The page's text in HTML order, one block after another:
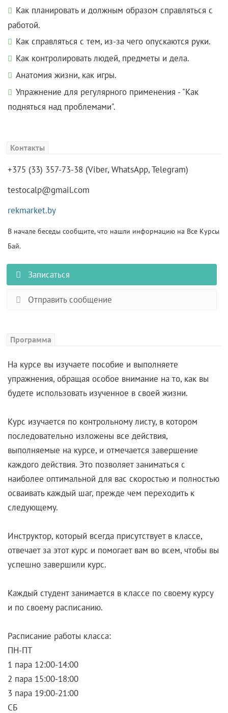
Как планировать и должным образом справляться с
работой.
Как справляться с тем, из-за чего опускаются руки.
Как контролировать людей, предметы и дела.
Анатомия жизни, как игры.
Упражнение для регулярного применения - "Как
подняться над проблемами".
Контакты
+375 (33) 357-73-38 (Viber, WhatsApp, Telegram)
testocalp@gmail.com
rekmarket.by
В начале беседы сообщите, что нашли информацию на Все Курсы
Бай.
Записаться
Отправить сообщение
Программа
На курсе вы изучаете пособие и выполняете
упражнения, обращая особое внимание на то, как вы
будете использовать изученное в своей жизни.
Курс изучается по контрольному листу, в котором
последовательно изложены все действия,
выполняемые на курсе, и отмечается завершение
каждого действия. Это позволяет заниматься с
наиболее оптимальной для вас скоростью и полностью
осваивать каждый шаг, прежде чем переходить к
следующему.
Инструктор, который всегда присутствует в классе,
отвечает за этот курс и помогает вам во всем, чтобы вы
успешно завершили курс.
Каждый студент занимается в классе по своему курсу
и по своему расписанию.
Расписание работы класса:
ПН-ПТ
1 пара 12:00-14:00
2 пара 15:00-18:00
3 пара 19:00-21:00
СБ